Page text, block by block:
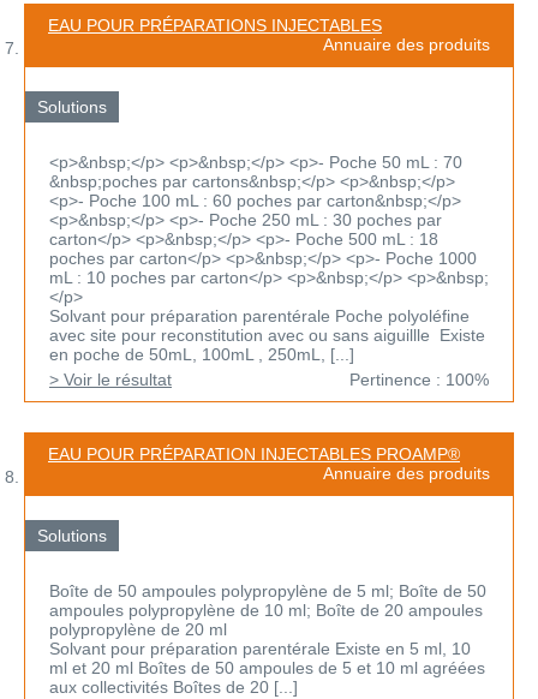
EAU POUR PRÉPARATIONS INJECTABLES
Annuaire des produits
Solutions
<p>&nbsp;</p> <p>&nbsp;</p> <p>- Poche 50 mL : 70
&nbsp;poches par cartons&nbsp;</p> <p>&nbsp;</p>
<p>- Poche 100 mL : 60 poches par carton&nbsp;</p>
<p>&nbsp;</p> <p>- Poche 250 mL : 30 poches par
carton</p> <p>&nbsp;</p> <p>- Poche 500 mL : 18
poches par carton</p> <p>&nbsp;</p> <p>- Poche 1000
mL : 10 poches par carton</p> <p>&nbsp;</p> <p>&nbsp;
</p>
Solvant pour préparation parentérale Poche polyoléfine
avec site pour reconstitution avec ou sans aiguillle Existe
en poche de 50mL, 100mL , 250mL, [...]
> Voir le résultat
Pertinence : 100%
EAU POUR PRÉPARATION INJECTABLES PROAMP®
Annuaire des produits
Solutions
Boîte de 50 ampoules polypropylène de 5 ml; Boîte de 50
ampoules polypropylène de 10 ml; Boîte de 20 ampoules
polypropylène de 20 ml
Solvant pour préparation parentérale Existe en 5 ml, 10
ml et 20 ml Boîtes de 50 ampoules de 5 et 10 ml agréées
aux collectivités Boîtes de 20 [...]